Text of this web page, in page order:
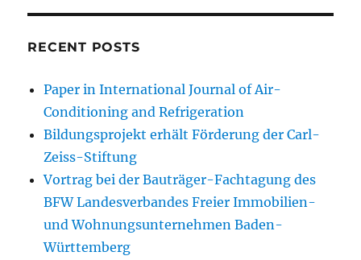
RECENT POSTS
Paper in International Journal of Air-
Conditioning and Refrigeration
Bildungsprojekt erhält Förderung der Carl-
Zeiss-Stiftung
Vortrag bei der Bauträger-Fachtagung des
BFW Landesverbandes Freier Immobilien-
und Wohnungsunternehmen Baden-
Württemberg